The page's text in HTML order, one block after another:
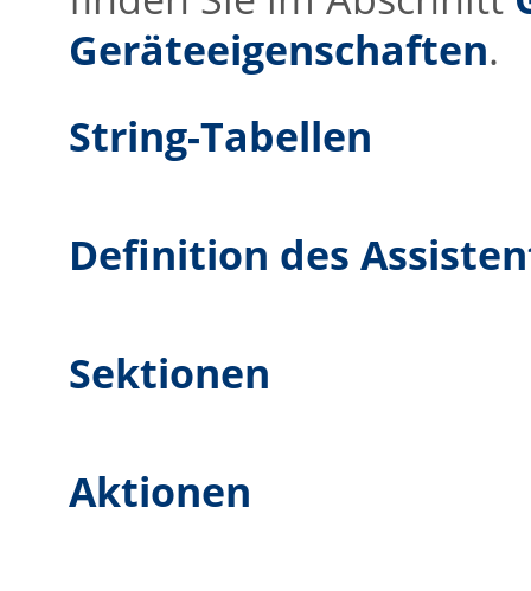
Geräteeigenschaften.
String-Tabellen
Definition des
Sektionen
Aktionen